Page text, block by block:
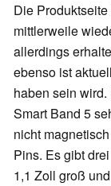
Die
mittlerweile
allerdings
ebenso ist
haben sein
Smart Band 5
nicht
Pins. Es gibt
1,1 Zoll groß